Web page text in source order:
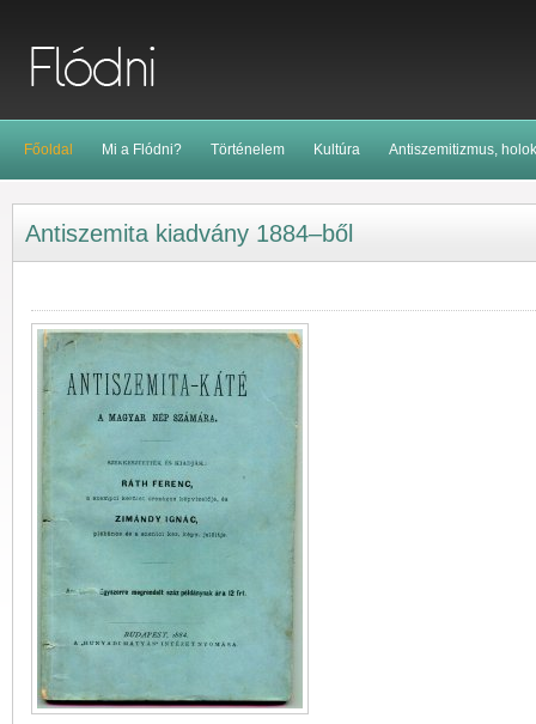
Főoldal Mi a Flódni? Történelem Kultúra Antiszemitizmus,
Antiszemita kiadvány 1884–ből